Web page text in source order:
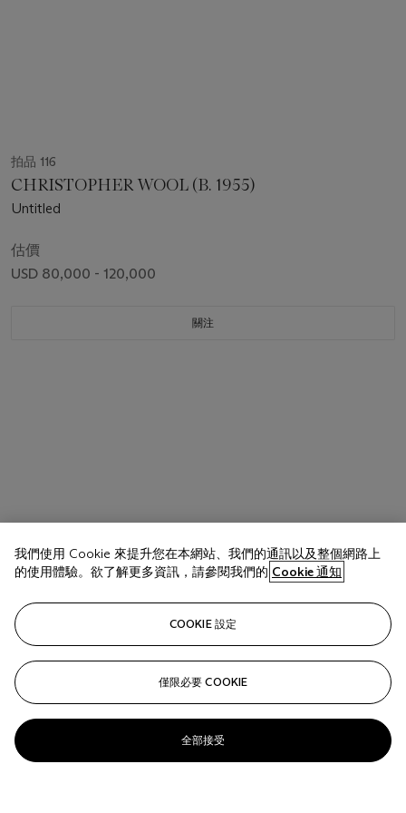
拍品 116
CHRISTOPHER WOOL (B. 1955)
Untitled
估價
USD 80,000 - 120,000
關注
我們使用 Cookie 來提升您在本網站、我們的通訊以及整個網路上
的使用體驗。欲了解更多資訊，請參閱我們的 Cookie 通知
COOKIE 設定
僅限必要 COOKIE
全部接受